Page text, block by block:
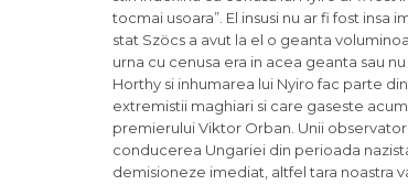
tocmai usoara”. El insusi nu ar fi fost
stat Szöcs a avut la el o geanta
urna cu cenusa era in acea geanta sau
Horthy si inhumarea lui Nyiro fac parte
extremistii maghiari si care gaseste
premierului Viktor Orban. Unii
conducerea Ungariei din perioada
demisioneze imediat, altfel tara noastra